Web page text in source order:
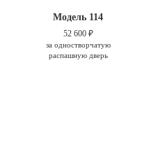
Модель 114
52 600 ₽
за одностворчатую
распашную дверь